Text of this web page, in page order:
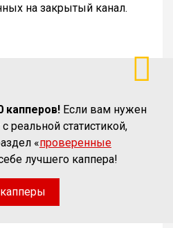
на закрытый канал.
капперов! Если вам нужен
с реальной статистикой,
«проверенные
лучшего каппера!